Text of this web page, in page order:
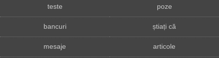
teste poze
bancuri știați că
mesaje articole